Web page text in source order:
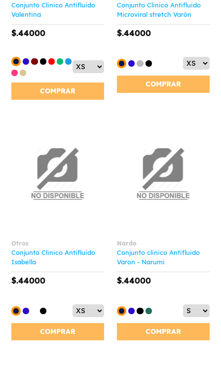
Conjunto Clinico Antifluido
Valentina
$.44000
COMPRAR
Conjunto Clinico Antifluido
Microviral stretch Varón
$.44000
COMPRAR
Otros
Conjunto Clinico Antifluido
Isabella
$.44000
COMPRAR
Nardo
Conjunto clinico Antifluido
Varon - Narumi
$.44000
COMPRAR